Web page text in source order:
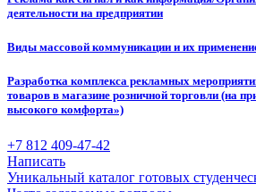
деятельности на предприятии
Виды массовой коммуникации и их
Разработка комплекса рекламных
товаров в магазине розничной торговли (на
высокого комфорта»)
+7 812 409-47-42
Написать
Уникальный каталог готовых